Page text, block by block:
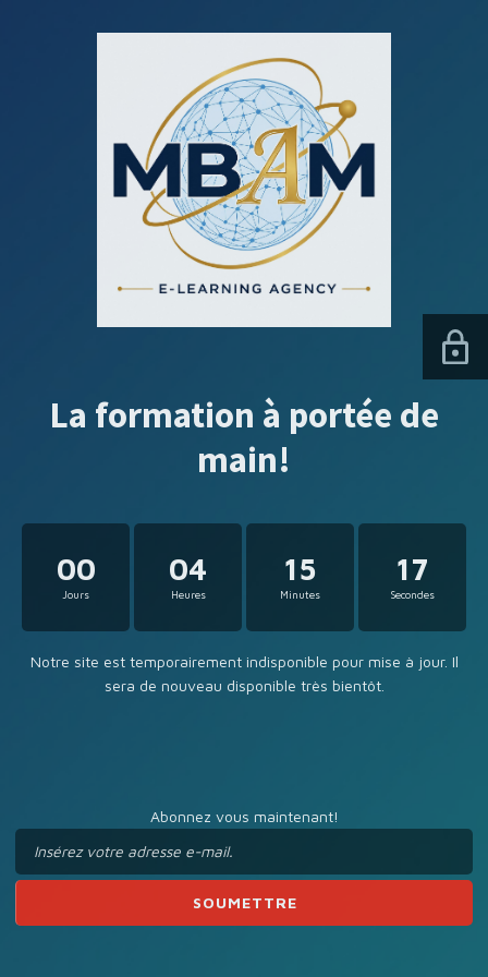
La formation à portée de
main!
00
Jours
04
Heures
15
Minutes
17
Secondes
Notre site est temporairement indisponible pour mise à jour. Il
sera de nouveau disponible très bientôt.
Abonnez vous maintenant!